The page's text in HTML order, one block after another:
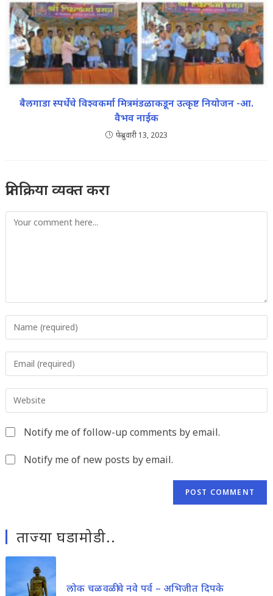
बैलगाडा स्पर्धेचे विश्वकर्मा मित्रमंडळाकडून उत्कृष्ट नियोजन -आ.
वैभव नाईक
फेब्रुवारी 13, 2023
प्रतिक्रिया व्यक्त करा
Comment
your
username
to
comment
your
address
to
comment
your
URL
Notify me of follow-up comments by email.
Notify me of new posts by email.
ताज्या घडामोडी..
लोक चळवळीचे नवे पर्व – अभिजीत दिपके